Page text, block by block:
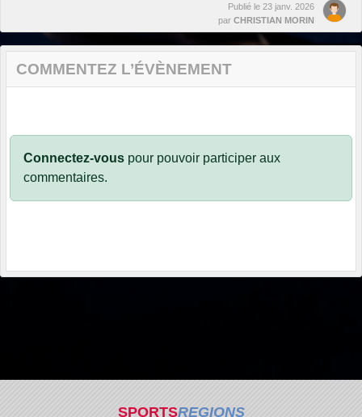
Publié le 23 janv. 2026
par CHRISTIAN MORIN
COMMENTEZ L’ÉVÈNEMENT
Connectez-vous pour pouvoir participer aux
commentaires.
SPORTSREGIONS